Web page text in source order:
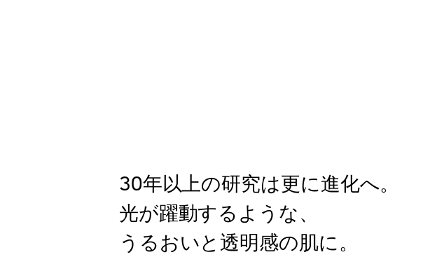
30年以上の研究は更に進化へ。
光が躍動するような、
うるおいと透明感の肌に。